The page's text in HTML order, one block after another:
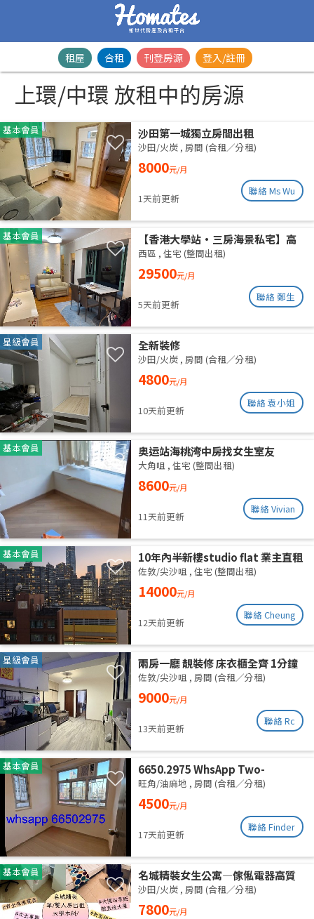
新世代房產及合租平台
租屋 合租 刊登房源 登入/註冊
上環/中環 放租中的房源
基本會員 沙田第一城獨立房間出租
沙田/火炭 , 房間 (合租／分租)
8000元/月
1天前更新
聯絡 Ms Wu
基本會員
【香港大學站•三房海景私宅】高
層山海雙景 港大近在咫尺 即住配置
免佣業主盤
西區 , 住宅 (整間出租)
29500元/月
5天前更新
聯絡 鄭生
星級會員 全新裝修
沙田/火炭 , 房間 (合租／分租)
4800元/月
10天前更新
聯絡 袁小姐
基本會員 奥运站海桃湾中房找女生室友
大角咀 , 住宅 (整間出租)
8600元/月
11天前更新
聯絡 Vivian
基本會員 10年內半新樓studio flat 業主直租
佐敦/尖沙咀 , 住宅 (整間出租)
14000元/月
12天前更新
聯絡 Cheung
星級會員
兩房一廳 靚裝修 床衣櫃全齊 1分鐘
柯士甸站 5分鐘佐敦站
佐敦/尖沙咀 , 房間 (合租／分租)
9000元/月
13天前更新
聯絡 Rc
基本會員
6650.2975 WhsApp Two-
bedroom unit with one empty
room, newly renovated,
available for separate rental or
shared accommodation. High
floor with roof. Utilities
included. Excellent ventilation,
clean and quiet.
旺角/油麻地 , 房間 (合租／分租)
4500元/月
17天前更新
聯絡 Finder
基本會員
名城精裝女生公寓—傢俬電器高質
齊全 拎包即入住 (業主自放無佣)
沙田/火炭 , 房間 (合租／分租)
7800元/月